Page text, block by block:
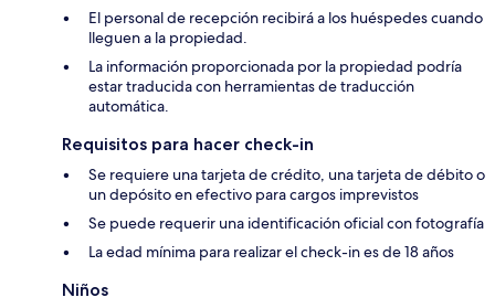
El personal de recepción recibirá a los huéspedes cuando
lleguen a la propiedad.
La información proporcionada por la propiedad podría
estar traducida con herramientas de traducción
automática.
Requisitos para hacer check-in
Se requiere una tarjeta de crédito, una tarjeta de débito o
un depósito en efectivo para cargos imprevistos
Se puede requerir una identificación oficial con fotografía
La edad mínima para realizar el check-in es de 18 años
Niños